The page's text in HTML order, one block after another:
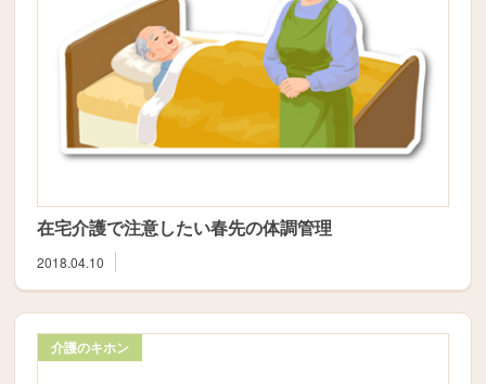
在宅介護で注意したい春先の体調管理
2018.04.10
介護のキホン